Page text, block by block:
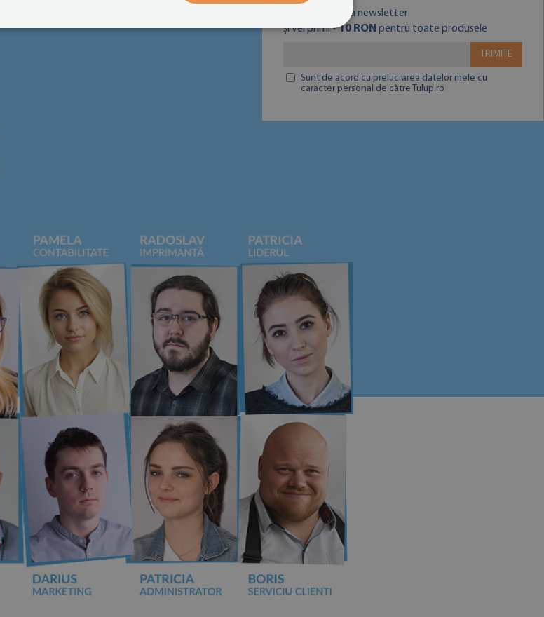
Aboneaza-te la newsletter
și vei primi- 10 RON pentru toate produsele
TRIMITE
Sunt de acord cu prelucrarea datelor mele cu
caracter personal de către Tulup.ro